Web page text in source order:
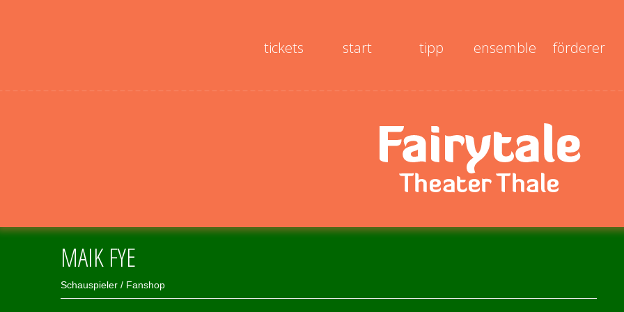
tickets start tipp ensemble förderer
MAIK FYE
Schauspieler / Fanshop